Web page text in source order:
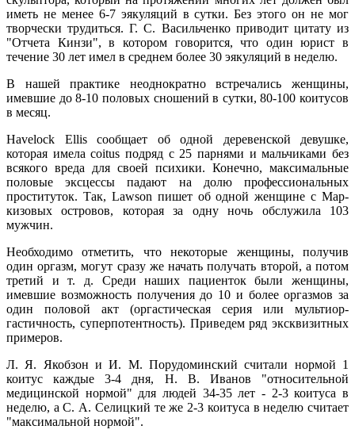
иметь не менее 6-7 эякуляций в сутки. Без этого он не мог
творчески трудиться. Г. С. Васильченко приводит цитату из
"Отчета Кинзи", в котором говорится, что один юрист в
течение 30 лет имел в среднем более 30 эякуляций в неделю.
В нашей практике неоднократно встречались женщины,
имевшие до 8-10 половых сношений в сутки, 80-100 коитусов
в месяц.
Havelock Ellis сообщает об одной деревенской девушке,
которая имела coitus подряд с 25 парнями и мальчиками без
всякого вреда для своей психики. Конечно, максимальные
половые эксцессы падают на долю профессиональных
проституток. Так, Lawson пишет об одной женщине с Мар-
кизовых островов, которая за одну ночь обслужила 103
мужчин.
Необходимо отметить, что некоторые женщины, получив
один оргазм, могут сразу же начать получать второй, а потом
третий и т. д. Среди наших пациенток были женщины,
имевшие возможность получения до 10 и более оргазмов за
один половой акт (оргастическая серия или мультиор-
гастичность, суперпотентность). Приведем ряд эксквизитных
примеров.
Л. Я. Якобзон и И. М. Порудоминский считали нормой 1
коитус каждые 3-4 дня, Н. В. Иванов "относительной
медицинской нормой" для людей 34-35 лет - 2-3 коитуса в
неделю, а С. А. Селицкий те же 2-3 коитуса в неделю считает
"максимальной нормой".